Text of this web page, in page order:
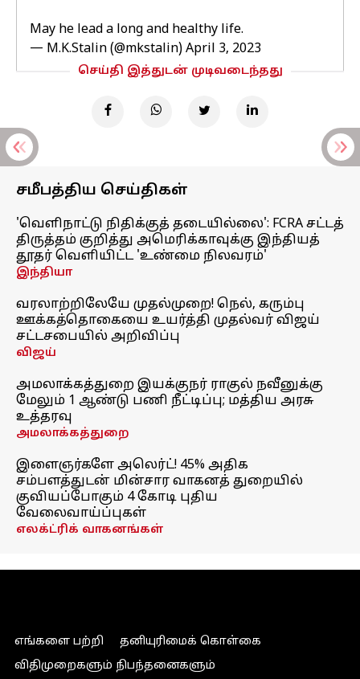
May he lead a long and healthy life.
— M.K.Stalin (@mkstalin) April 3, 2023
செய்தி இத்துடன் முடிவடைந்தது
சமீபத்திய செய்திகள்
'வெளிநாட்டு நிதிக்குத் தடையில்லை': FCRA சட்டத்
திருத்தம் குறித்து அமெரிக்காவுக்கு இந்தியத்
தூதர் வெளியிட்ட 'உண்மை நிலவரம்'
இந்தியா
வரலாற்றிலேயே முதல்முறை! நெல், கரும்பு
ஊக்கத்தொகையை உயர்த்தி முதல்வர் விஜய்
சட்டசபையில் அறிவிப்பு
விஜய்
அமலாக்கத்துறை இயக்குநர் ராகுல் நவீனுக்கு
மேலும் 1 ஆண்டு பணி நீட்டிப்பு; மத்திய அரசு
உத்தரவு
அமலாக்கத்துறை
இளைஞர்களே அலெர்ட்! 45% அதிக
சம்பளத்துடன் மின்சார வாகனத் துறையில்
குவியப்போகும் 4 கோடி புதிய
வேலைவாய்ப்புகள்
எலக்ட்ரிக் வாகனங்கள்
எங்களை பற்றி
தனியுரிமைக் கொள்கை
விதிமுறைகளும் நிபந்தனைகளும்